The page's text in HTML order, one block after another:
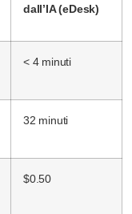
dall’IA (eDesk)
< 4 minuti
32 minuti
$0.50